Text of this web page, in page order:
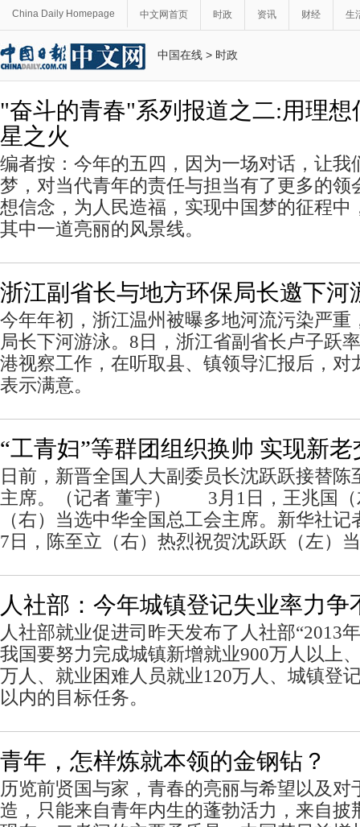
China Daily Homepage 中文网首页 时政 资讯 财经 生
中国在线 > 时政
"奋斗的青春"系列报道之二:用理想
星之火
编者按：今年的五四，因为一场对话，让我
梦，对当代青年的责任与担当有了更多的领
想信念，为人民造福，实现中国梦的征程中
其中一道亮丽的风景线。
浙江副省长与地方环保局长邀下河
今年年初，浙江温州被曝多地河流污染严重
局长下河游泳。8日，浙江省副省长卢子跃
港视察工作，在听取县、镇领导汇报后，对
表示满意。
“工青妇”等群团组织换帅 实现新老
日前，新晋全国人大副委员长沈跃跃接替陈
主席。（记者 董宇） 3月1日，王兆国（
（右）当选中华全国总工会主席。新华
7日，陈至立（右）热烈祝贺沈跃跃（左）
人社部：今年城镇登记失业率力争
人社部就业促进司昨天发布了人社部“2013
我国要努力完成城镇新增就业900万人以上
万人、就业困难人员就业120万人、城镇登
以内的目标任务。
青年，怎样炼就本领的金钢钻？
历览前贤国与家，青春的亮丽与希望以及对
造，只能来自青年内生的蓬勃活力，来自披